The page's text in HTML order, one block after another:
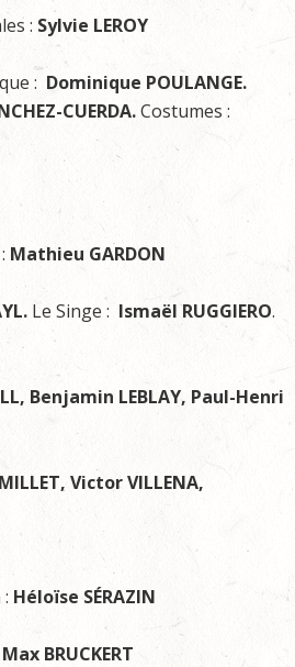
: Sylvie LEROY
: Dominique POULANGE.
CUERDA.Costumes :
Mathieu GARDON
Le Singe : Ismaël RUGGIERO.
Benjamin LEBLAY, Paul-Henri
Victor VILLENA,
Héloïse SÉRAZIN
Max BRUCKERT